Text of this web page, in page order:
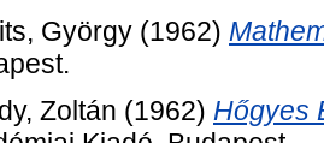
György (1962)
Zoltán (1962) Hőgyes